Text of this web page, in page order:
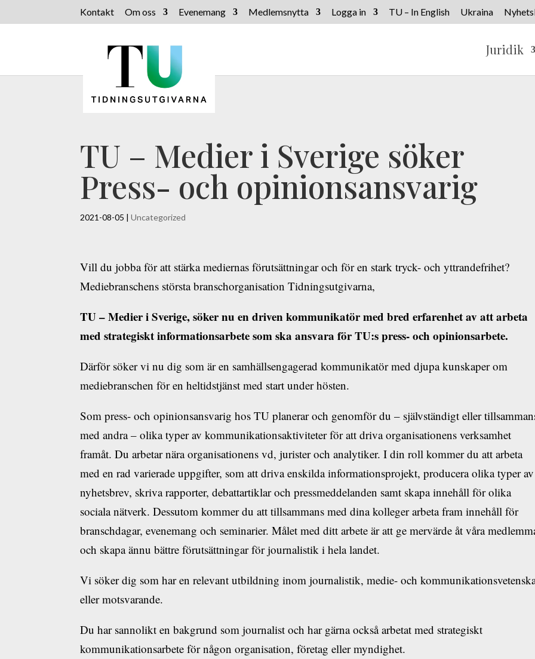
Kontakt Om oss Evenemang Medlemsnytta Logga in TU – In English Ukraina
Juridik
TU – Medier i Sverige söker
Press- och opinionsansvarig
2021-08-05 |Uncategorized
Vill du jobba för att stärka mediernas förutsättningar och för en stark tryck- och yttrandefrihet?
Mediebranschens största branschorganisation Tidningsutgivarna,
TU – Medier i Sverige, söker nu en driven kommunikatör med bred erfarenhet av att arbeta
med strategiskt informationsarbete som ska ansvara för TU:s press- och opinionsarbete.
Därför söker vi nu dig som är en samhällsengagerad kommunikatör med djupa kunskaper om
mediebranschen för en heltidstjänst med start under hösten.
Som press- och opinionsansvarig hos TU planerar och genomför du – självständigt eller
med andra – olika typer av kommunikationsaktiviteter för att driva organisationens verksamhet
framåt. Du arbetar nära organisationens vd, jurister och analytiker. I din roll kommer du att arbeta
med en rad varierade uppgifter, som att driva enskilda informationsprojekt, producera olika typer av
nyhetsbrev, skriva rapporter, debattartiklar och pressmeddelanden samt skapa innehåll för olika
sociala nätverk. Dessutom kommer du att tillsammans med dina kolleger arbeta fram innehåll för
branschdagar, evenemang och seminarier. Målet med ditt arbete är att ge mervärde åt våra
och skapa ännu bättre förutsättningar för journalistik i hela landet.
Vi söker dig som har en relevant utbildning inom journalistik, medie- och
eller motsvarande.
Du har sannolikt en bakgrund som journalist och har gärna också arbetat med strategiskt
kommunikationsarbete för någon organisation, företag eller myndighet.